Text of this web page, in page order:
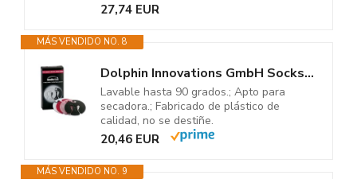
27,74 EUR
MÁS VENDIDO NO. 8
Dolphin Innovations GmbH Sockstar Black & White – Clips para Calcetines...
Lavable hasta 90 grados.; Apto para
secadora.; Fabricado de plástico de
calidad, no se destiñe.
20,46 EUR
MÁS VENDIDO NO. 9